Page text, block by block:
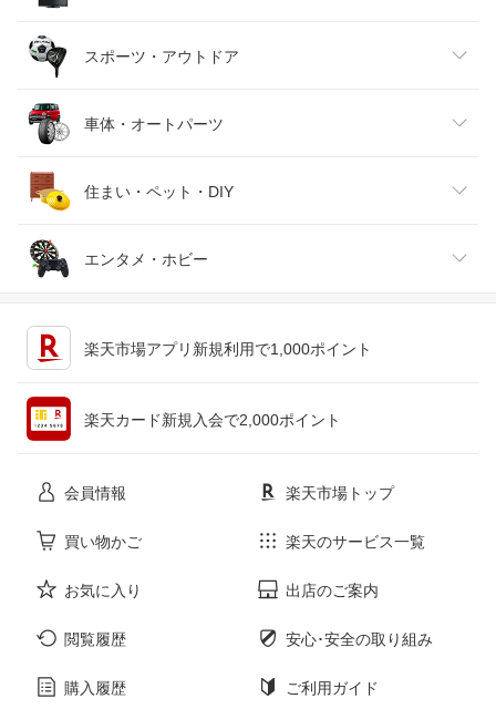
バッグ・小物・ブランド雑貨
靴
腕時計
ジュエリー・アクセサリー
ワイン
日本酒・焼酎
おもちゃ
家電
TV・オーディオ・カメラ
スマートフォン・タブレット
パソコン・周辺機器
スポーツ・アウトドア
スポーツ・アウトドア
ゴルフ
車体・オートパーツ
車用品・バイク用品
車・バイク
住まい・ペット・DIY
インテリア・寝具・収納
エンタメ・ホビー
本・雑誌・コミック
楽天市場アプリ新規利用で1,000ポイント
楽天カード新規入会で2,000ポイント
会員情報 楽天市場トップ
買い物かご 楽天のサービス一覧
お気に入り 出店のご案内
閲覧履歴 安心･安全の取り組み
購入履歴 ご利用ガイド